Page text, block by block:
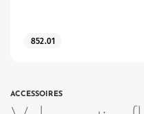
852.01
ACCESSOIRES